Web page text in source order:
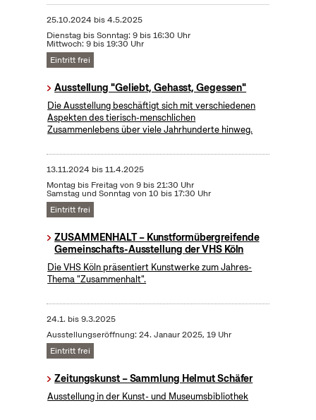
25.10.2024 bis4.5.2025
Dienstag bis Sonntag: 9 bis 16:30 Uhr
Mittwoch: 9 bis 19:30 Uhr
Eintritt frei
Ausstellung "Geliebt, Gehasst, Gegessen"
Die Ausstellung beschäftigt sich mit verschiedenen
Aspekten des tierisch-menschlichen
Zusammenlebens über viele Jahrhunderte hinweg.
13.11.2024 bis11.4.2025
Montag bis Freitag von 9 bis 21:30 Uhr
Samstag und Sonntag von 10 bis 17:30 Uhr
Eintritt frei
ZUSAMMENHALT – Kunstformübergreifende
Gemeinschafts-Ausstellung der VHS Köln
Die VHS Köln präsentiert Kunstwerke zum Jahres-
Thema "Zusammenhalt".
24.1. bis9.3.2025
Ausstellungseröffnung: 24. Janaur 2025, 19 Uhr
Eintritt frei
Zeitungskunst – Sammlung Helmut Schäfer
Ausstellung in der Kunst- und Museumsbibliothek